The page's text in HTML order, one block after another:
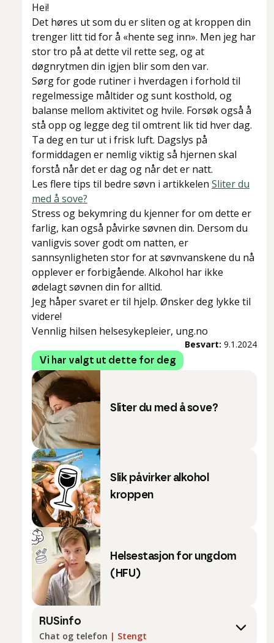
Hei!
Det høres ut som du er sliten og at kroppen din
trenger litt tid for å «hente seg inn». Men jeg har
stor tro på at dette vil rette seg, og at
døgnrytmen din igjen blir som den var.
Sørg for gode rutiner i hverdagen i forhold til
regelmessige måltider og sunt kosthold, og
balanse mellom aktivitet og hvile. Forsøk også å
stå opp og legge deg til omtrent lik tid hver dag.
Ta deg en tur ut i frisk luft. Dagslys på
formiddagen er nemlig viktig så hjernen skal
forstå når det er dag og når det er natt.
Les flere tips til bedre søvn i artikkelen Sliter du
med å sove?
Stress og bekymring du kjenner for om dette er
farlig, kan også påvirke søvnen din. Dersom du
vanligvis sover godt om natten, er
sannsynligheten stor for at søvnvanskene du nå
opplever er forbigående. Alkohol har ikke
ødelagt søvnen din for alltid.
Jeg håper svaret er til hjelp. Ønsker deg lykke til
videre!
Vennlig hilsen helsesykepleier, ung.no
Besvart: 9.1.2024
Vi har valgt ut dette for deg
Sliter du med å sove?
Slik påvirker alkohol
kroppen
Helsestasjon for ungdom
(HFU)
RUSinfo
Chat og telefon | Stengt